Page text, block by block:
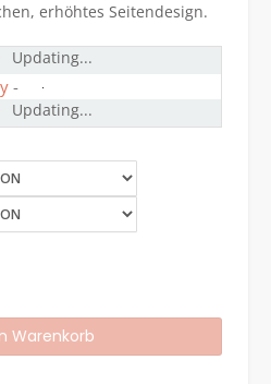
erhöhtes Seitendesign.
Updating...
Updating...
-
Warenkorb